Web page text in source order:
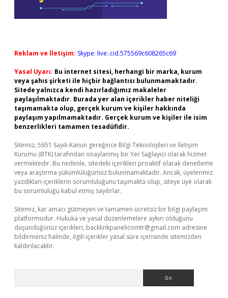
Reklam ve İletişim: Skype: live:.cid.575569c608265c69
Yasal Uyarı: Bu internet sitesi, herhangi bir marka, kurum
veya şahıs şirketi ile hiçbir bağlantısı bulunmamaktadır.
Sitede yalnızca kendi hazırladığımız makaleler
paylaşılmaktadır. Burada yer alan içerikler haber niteliği
taşımamakta olup, gerçek kurum ve kişiler hakkında
paylaşım yapılmamaktadır. Gerçek kurum ve kişiler ile isim
benzerlikleri tamamen tesadüfidir.
Sitemiz, 5651 Sayılı Kanun gereğince Bilgi Teknolojileri ve İletişim
Kurumu (BTK) tarafından onaylanmış bir Yer Sağlayıcı olarak hizmet
vermektedir. Bu nedenle, sitedeki içerikleri proaktif olarak denetleme
veya araştırma yükümlülüğümüz bulunmamaktadır. Ancak, üyelerimiz
yazdıkları içeriklerin sorumluluğunu taşımakta olup, siteye üye olarak
bu sorumluluğu kabul etmiş sayılırlar.
Sitemiz, kar amacı gütmeyen ve tamamen ücretsiz bir bilgi paylaşım
platformudur. Hukuka ve yasal düzenlemelere aykırı olduğunu
düşündüğünüz içerikleri, backlinkpanelicomtr@gmail.com adresine
bildirmeniz halinde, ilgili içerikler yasal süre içerisinde sitemizden
kaldırılacaktır.